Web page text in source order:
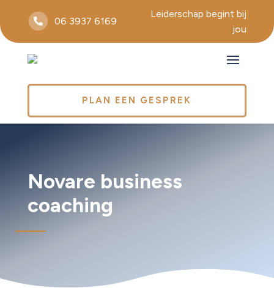
 06 3937 6169
Leiderschap begint bij
jou
PLAN EEN GESPREK
Novare business
coaching